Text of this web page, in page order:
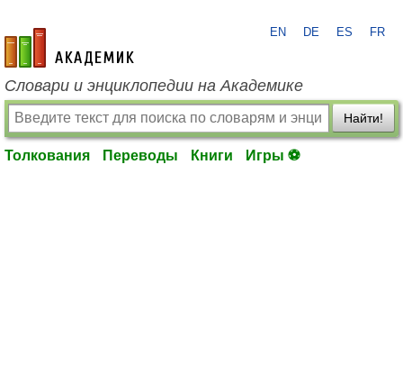
academic.ru
EN DE ES FR
Словари и энциклопедии на Академике
Найти!
Толкования Переводы Книги Игры ⚽